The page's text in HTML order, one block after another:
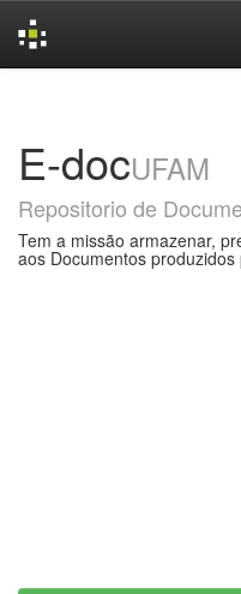
E-docUFAM
Repositorio de
Tem a missão armazenar,
aos Documentos